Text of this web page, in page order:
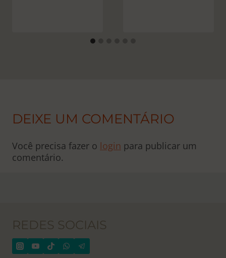
DEIXE UM COMENTÁRIO
Você precisa fazer o login para publicar um
comentário.
REDES SOCIAIS